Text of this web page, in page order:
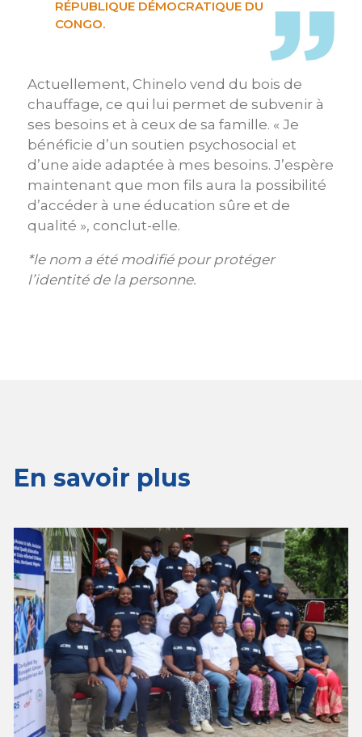
RÉPUBLIQUE DÉMOCRATIQUE DU
CONGO.
Actuellement, Chinelo vend du bois de
chauffage, ce qui lui permet de subvenir à
ses besoins et à ceux de sa famille. « Je
bénéficie d’un soutien psychosocial et
d’une aide adaptée à mes besoins. J’espère
maintenant que mon fils aura la possibilité
d’accéder à une éducation sûre et de
qualité », conclut-elle.
*le nom a été modifié pour protéger
l’identité de la personne.
En savoir plus